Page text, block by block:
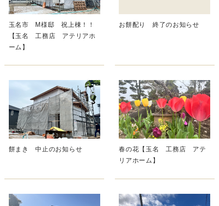
玉名市 M様邸 祝上棟！！
【玉名 工務店 アテリアホ
ーム】
お餅配り 終了のお知らせ
餅まき 中止のお知らせ
春の花【玉名 工務店 アテ
リアホーム】